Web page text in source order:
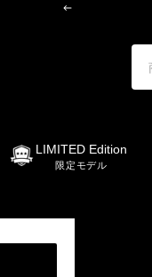
前へ
LIMITED Edition
限定モデル